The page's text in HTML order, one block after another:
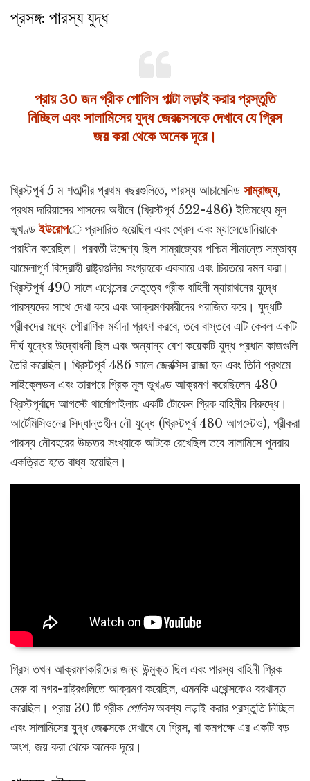
প্রসঙ্গ: পারস্য যুদ্ধ
প্রায় 30 জন গ্রীক পোলিস পাল্টা লড়াই করার প্রস্তুতি
নিচ্ছিল এবং সালামিসের যুদ্ধ জেরক্সেসকে দেখাবে যে গ্রিস
জয় করা থেকে অনেক দূরে।
খ্রিস্টপূর্ব 5 ম শতাব্দীর প্রথম বছরগুলিতে, পারস্য আচামেনিড সাম্রাজ্য,
প্রথম দারিয়াসের শাসনের অধীনে (খ্রিস্টপূর্ব 522-486) ইতিমধ্যে মূল
ভূখণ্ডইউরোপে প্রসারিত হয়েছিল এবং থ্রেস এবং ম্যাসেডোনিয়াকে
পরাধীন করেছিল। পরবর্তী উদ্দেশ্য ছিল সাম্রাজ্যের পশ্চিম সীমান্তে সম্ভাব্য
ঝামেলাপূর্ণ বিদ্রোহী রাষ্ট্রগুলির সংগ্রহকে একবারে এবং চিরতরে দমন করা।
খ্রিস্টপূর্ব 490 সালে এথেন্সের নেতৃত্বে গ্রীক বাহিনী ম্যারাথনের যুদ্ধে
পারস্যদের সাথে দেখা করে এবং আক্রমণকারীদের পরাজিত করে। যুদ্ধটি
গ্রীকদের মধ্যে পৌরাণিক মর্যাদা গ্রহণ করবে, তবে বাস্তবে এটি কেবল একটি
দীর্ঘ যুদ্ধের উদ্বোধনী ছিল এবং অন্যান্য বেশ কয়েকটি যুদ্ধ প্রধান কাজগুলি
তৈরি করেছিল। খ্রিস্টপূর্ব 486 সালে জেরক্সিস রাজা হন এবং তিনি প্রথমে
সাইক্লেডস এবং তারপরে গ্রিক মূল ভূখণ্ড আক্রমণ করেছিলেন 480
খ্রিস্টপূর্বাব্দে আগস্টে থার্মোপাইলায় একটি টোকেন গ্রিক বাহিনীর বিরুদ্ধে।
আর্টেমিসিওনের সিদ্ধান্তহীন নৌ যুদ্ধে (খ্রিস্টপূর্ব 480 আগস্টেও), গ্রীকরা
পারস্য নৌবহরের উচ্চতর সংখ্যাকে আটকে রেখেছিল তবে সালামিসে পুনরায়
একত্রিত হতে বাধ্য হয়েছিল।
গ্রিস তখন আক্রমণকারীদের জন্য উন্মুক্ত ছিল এবং পারস্য বাহিনী গ্রিক
মেরু বা নগর-রাষ্ট্রগুলিতে আক্রমণ করেছিল, এমনকি এথেন্সকেও বরখাস্ত
করেছিল। প্রায় 30 টি গ্রীক পোলিসঅবশ্য লড়াই করার প্রস্তুতি নিচ্ছিল
এবং সালামিসের যুদ্ধ জেরক্সকে দেখাবে যে গ্রিস, বা কমপক্ষে এর একটি বড়
অংশ, জয় করা থেকে অনেক দূরে।